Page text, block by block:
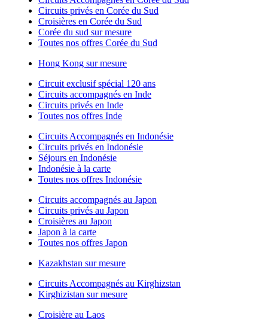
Circuits privés en Corée du Sud
Croisières en Corée du Sud
Corée du sud sur mesure
Toutes nos offres Corée du Sud
Hong Kong sur mesure
Circuit exclusif spécial 120 ans
Circuits accompagnés en Inde
Circuits privés en Inde
Toutes nos offres Inde
Circuits Accompagnés en Indonésie
Circuits privés en Indonésie
Séjours en Indonésie
Indonésie à la carte
Toutes nos offres Indonésie
Circuits accompagnés au Japon
Circuits privés au Japon
Croisières au Japon
Japon à la carte
Toutes nos offres Japon
Kazakhstan sur mesure
Circuits Accompagnés au Kirghizstan
Kirghizistan sur mesure
Croisière au Laos